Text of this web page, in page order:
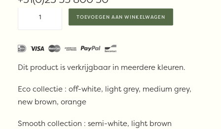
aantal
TOEVOEGEN AAN WINKELWAGEN
Dit product is verkrijgbaar in meerdere kleuren.
Eco collectie : off-white, light grey, medium grey,
new brown, orange
Smooth collection : semi-white, light brown